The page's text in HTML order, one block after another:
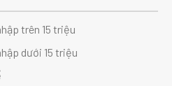
trên 15 triệu
dưới 15 triệu